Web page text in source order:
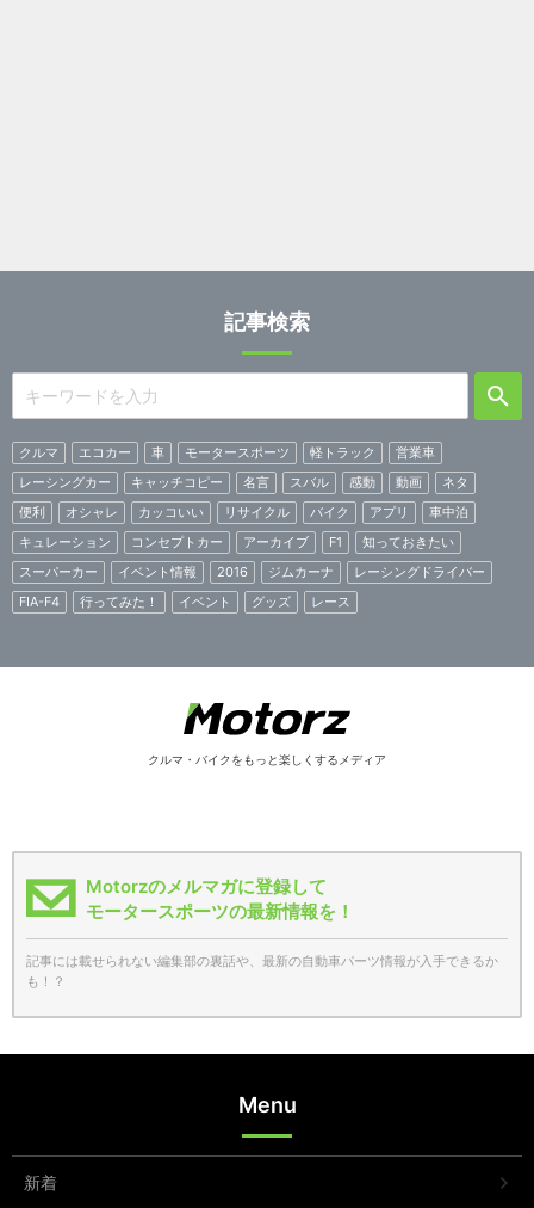
記事検索
クルマ エコカー 車 モータースポーツ 軽トラック
営業車
レーシングカー
キャッチコピー 名言 スバル 感動 動画
ネタ
便利
オシャレ カッコいい リサイクル バイク アプリ
車中泊
キュレーション
コンセプトカー アーカイブ F1
知っておきたい
スーパーカー
イベント情報 2016 ジムカーナ
レーシングドライバー
FIA-F4
行ってみた！ イベント グッズ レース
クルマ・バイクをもっと楽しくするメディア
Motorzのメルマガに登録して
モータースポーツの最新情報を！
記事には載せられない編集部の裏話や、最新の自動車パーツ情報が入手できるか
も！？
Menu
新着